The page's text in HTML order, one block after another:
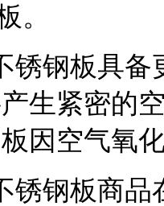
。
钢板具备
生紧密的
因空气氧
钢板商品